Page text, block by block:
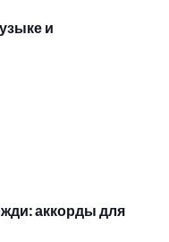
и
аккорды для